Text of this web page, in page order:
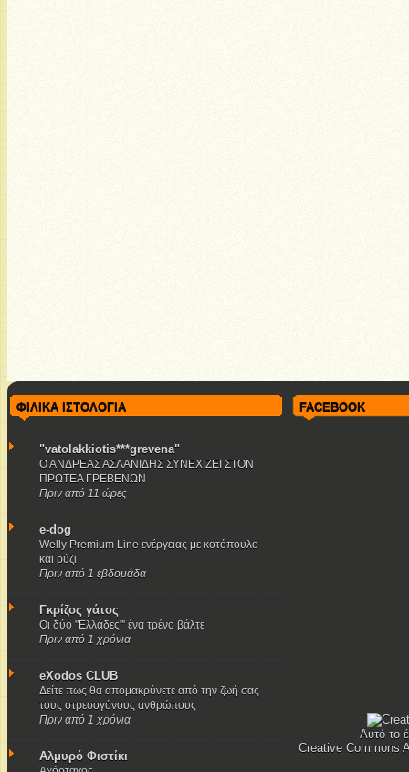
ΦΙΛΙΚΑ ΙΣΤΟΛΟΓΙΑ
"vatolakkiotis***grevena"
Ο ΑΝΔΡΕΑΣ ΑΣΛΑΝΙΔΗΣ ΣΥΝΕΧΙΖΕΙ ΣΤΟΝ
ΠΡΩΤΕΑ ΓΡΕΒΕΝΩΝ
Πριν από 11 ώρες
e-dog
Welly Premium Line ενέργειας με κοτόπουλο
και ρύζι
Πριν από 1 εβδομάδα
Γκρίζος γάτος
Οι δύο "Ελλάδες"' ένα τρένο βάλτε
Πριν από 1 χρόνια
eXodos CLUB
Δείτε πως θα απομακρύνετε από την ζωή σας
τους στρεσογόνους ανθρώπους
Πριν από 1 χρόνια
Αλμυρό Φιστίκι
FACEBOOK
Αυτό το
Creative Commons